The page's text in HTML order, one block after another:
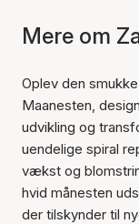
Mere om
Oplev den
Maanesten,
udvikling og
uendelige spiral
vækst og
hvid månesten
der tilskynder til